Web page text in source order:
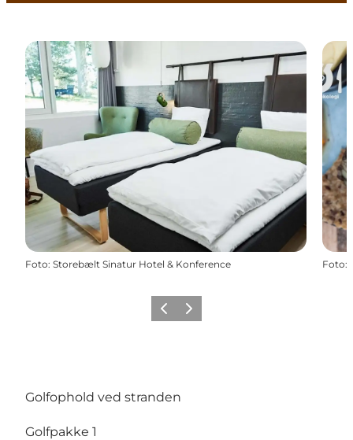
Foto: Storebælt Sinatur Hotel & Konference Foto:
ForrigeNæste
Golfophold ved stranden
Golfpakke 1